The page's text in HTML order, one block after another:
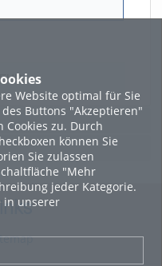
Website optimal für Sie
Buttons "Akzeptieren"
Cookies zu. Durch
können Sie
Sie zulassen
"Mehr
jeder Kategorie.
in unserer